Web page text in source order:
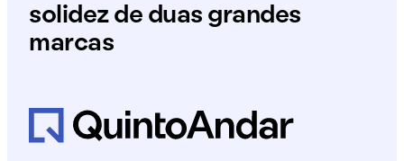
solidez de duas grandes
marcas